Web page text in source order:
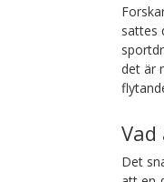
sattes
det är
Det